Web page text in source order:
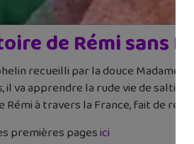
de Rémi sans
recueilli par la douce Madame
il va apprendre la rude vie de
Rémi à travers la France, fait de
premières pagesici